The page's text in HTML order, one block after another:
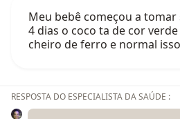
Meu bebê começou a
4 dias o coco ta de cor
cheiro de ferro e normal
RESPOSTA DO ESPECIALISTA DA SAÚDE :